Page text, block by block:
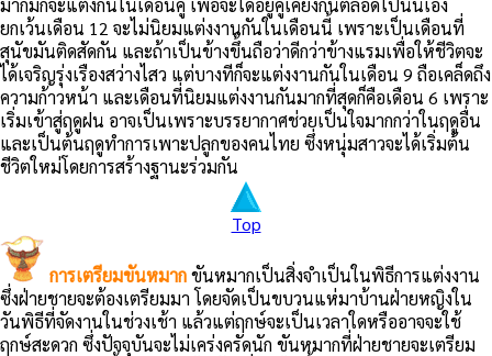
มากมักจะแต่งกันในเดือนคู่ เพื่อจะได้อยู่คู่เคียงกันตลอดไปนั่นเอง
ยกเว้นเดือน 12 จะไม่นิยมแต่งงานกันในเดือนนี้ เพราะเป็นเดือนที่
สุนัขมันติดสัดกัน และถ้าเป็นข้างขึ้นถือว่าดีกว่าข้างแรมเพื่อให้ชีวิตจะ
ได้เจริญรุ่งเรืองสว่างไสว แต่บางทีก็จะแต่งงานกันในเดือน 9 ถือเคล็ดถึง
ความก้าวหน้า และเดือนที่นิยมแต่งงานกันมากที่สุดก็คือเดือน 6 เพราะ
เริ่มเข้าสู่ฤดูฝน อาจเป็นเพราะบรรยากาศช่วยเป็นใจมากกว่าในฤดูอื่น
และเป็นต้นฤดูทำการเพาะปลูกของคนไทย ซึ่งหนุ่มสาวจะได้เริ่มต้น
ชีวิตใหม่โดยการสร้างฐานะร่วมกัน
Top
การเตรียมขันหมากขันหมากเป็นสิ่งจำเป็นในพิธีการแต่งงาน
ซึ่งฝ่ายชายจะต้องเตรียมมา โดยจัดเป็นขบวนแห่มาบ้านฝ่ายหญิงใน
วันพิธีที่จัดงานในช่วงเช้า แล้วแต่ฤกษ์จะเป็นเวลาใดหรืออาจจะใช้
ฤกษ์สะดวก ซึ่งปัจจุบันจะไม่เคร่งครัดนัก ขันหมากที่ฝ่ายชายจะเตรียม